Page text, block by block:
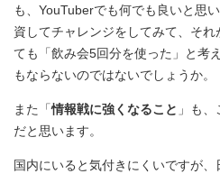
も、YouTuberでも何でも良いと思
資してチャレンジをしてみて、それ
ても「飲み会5回分を使った」と考
もならないのではないでしょうか。
また「情報戦に強くなること 」も
だと思います。
国内にいると気付きにくいですが